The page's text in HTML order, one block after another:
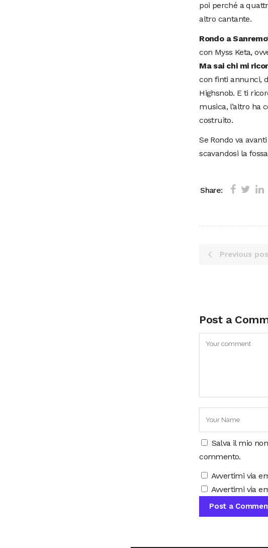
poi perché a
altro cantante.
Rondo a
con Myss Keta,
Ma sai chi mi
con finti annunci,
Highsnob. E ti
musica, l’altro ha
costruito.
Se Rondo va
scavandosi la
Share:
Previous
Post a
Salva il mio
commento.
Avvertimi via
Avvertimi via